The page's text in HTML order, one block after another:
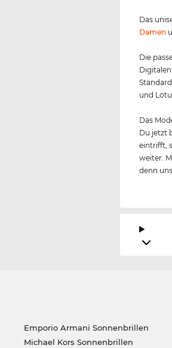
Das
Damen
Die
und
Das
Du jetzt
eintrifft,
weiter.
denn
Emporio Armani Sonnenbrillen
Michael Kors Sonnenbrillen